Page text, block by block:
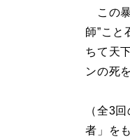
この暴
師”こと
ちて天
ンの死
（全3
者」を